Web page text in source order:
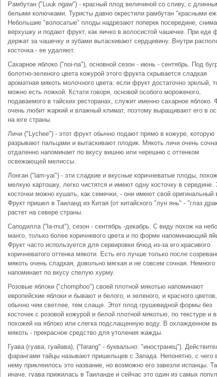
Рамбутан ("Luuk ngaw") - красный плод величиной со сливу, с
белыми колючками. Туристы давно окрестили рамбутан "красными
Небольшие "волосатые" плоды надрезают поперек посередине,
верхушку и подают фрукт, как яичко в волосистой чашечке. При еде
держат за чашечку и зубами вытаскивают сердцевину. Внутри
косточка - ее удаляют.
Сахарное яблоко ("noi-na"), основной сезон - июнь - сентябрь. Под
болотно-зеленого цвета кожурой этого фрукта скрывается сладкая
ароматная мякоть молочного цвета: если фрукт достаточно зрелый,
можно есть ложкой. Кстати говоря, основой особого мороженого,
подаваемого в тайских ресторанах, служит именно сахарное яблоко.
очень любит жаркий и влажный климат, поэтому выращивают его в
на юге страны.
Личи ("Lychee") - этот фрукт обычно подают прямо в кожуре, которую
разрывают пальцами и вытаскивают плодик. Мякоть личи очень
отдаленно напоминает по вкусу вишню или черешню с оттенком
освежающей мелиссы.
Лонган ("lam-yai") - эти сладкие и вкусные коричневатые плоды,
мелкую картошку, легко чистятся и имеют одну косточку в середине.
косточки можно кушать, как семечки, - они имеют свой оригинальный
Фрукт пришел в Таиланд из Китая (от китайского "лун янь" - "глаз
растет на севере страны.
Саподилла ("la-mut"), сезон - сентябрь -декабрь. С виду похож на
манго, только более коричневого цвета и по форме напоминающий
Фрукт часто используется для сервировки блюд из-за его красивого
коричневатого оттенка мякоти. Есть его лучше только после
мякоть очень сладкая, довольно мягкая и не совсем сочная. Немного
напоминает по вкусу спелую хурму.
Розовые яблоки ("chomphoo") своей плотной мякотью напоминают
европейские яблоки и бывают и белого, и зеленого, и красного цветов,
обычно чем светлее, тем слаще. Этот плод грушевидной формы без
косточек с розовой кожурой и белой плотной мякотью, по текстуре и
похожей на яблоко или слегка подслащенную воду. В охлажденном
мякоть - прекрасное средство для утоления жажды.
Гуава (гуава, гуайава), ("farang" - буквально: "иностранец").
фарангами тайцы называют пришельцев с Запада. Непонятно, с чего
нему приклеилось это название, но возможно его завезли испанцы.
иначе, гуава прижилась в Таиланде и сейчас это один из самых